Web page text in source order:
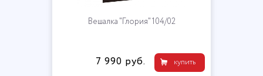
Вешалка "Глория" 104/02
купить
7 990 руб.